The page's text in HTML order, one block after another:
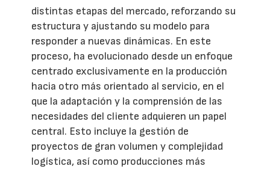
distintas etapas del mercado, reforzando su
estructura y ajustando su modelo para
responder a nuevas dinámicas. En este
proceso, ha evolucionado desde un enfoque
centrado exclusivamente en la producción
hacia otro más orientado al servicio, en el
que la adaptación y la comprensión de las
necesidades del cliente adquieren un papel
central. Esto incluye la gestión de
proyectos de gran volumen y complejidad
logística, así como producciones más